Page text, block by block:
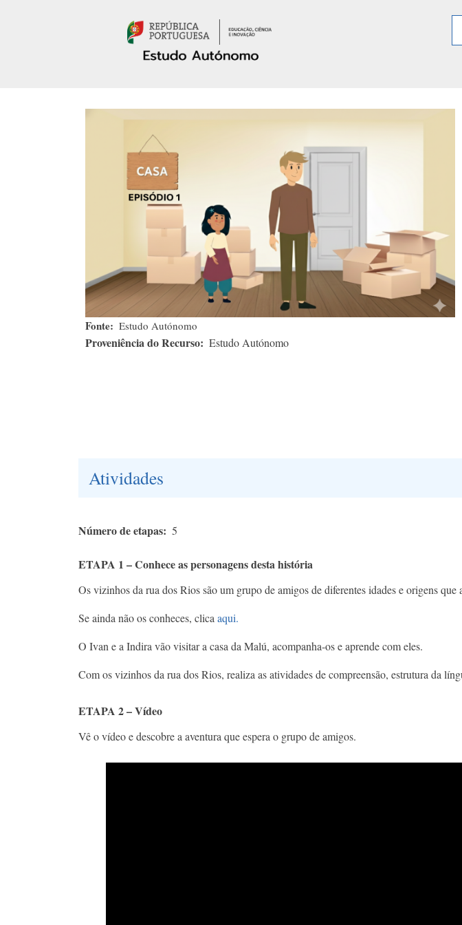
Fonte Estudo Autónomo
Proveniência do Recurso Estudo Autónomo
Atividades
Número de etapas 5
ETAPA 1 – Conhece as personagens desta história
Os vizinhos da rua dos Rios são um grupo de amigos de diferentes idades e origens que
Se ainda não os conheces, clicaaqui.
O Ivan e a Indira vão visitar a casa da Malú, acompanha-os e aprende com eles.
Com os vizinhos da rua dos Rios, realiza as atividades de compreensão, estrutura da
ETAPA 2 – Vídeo
Vê o vídeo e descobre a aventura que espera o grupo de amigos.